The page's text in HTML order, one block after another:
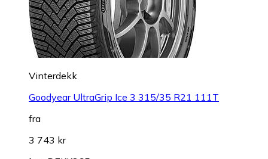
Vinterdekk
Goodyear UltraGrip Ice 3 315/35 R21 111T
fra
3 743 kr